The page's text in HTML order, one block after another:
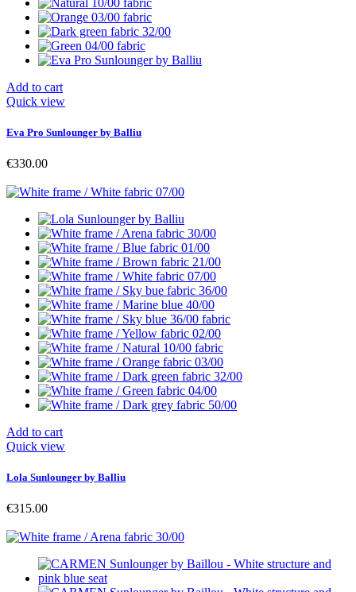
Add to cart
Quick view
Eva Pro Sunlounger by Balliu
€330.00
Add to cart
Quick view
Lola Sunlounger by Balliu
€315.00